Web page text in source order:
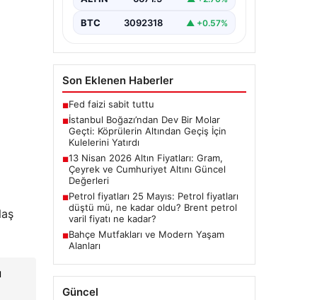
batık…
BTC 3092318 ▲ +0.57%
Son Eklenen Haberler
■Fed faizi sabit tuttu
■İstanbul Boğazı’ndan Dev Bir Molar
Geçti: Köprülerin Altından Geçiş İçin
Kulelerini Yatırdı
■13 Nisan 2026 Altın Fiyatları: Gram,
Çeyrek ve Cumhuriyet Altını Güncel
Değerleri
■Petrol fiyatları 25 Mayıs: Petrol fiyatları
düştü mü, ne kadar oldu? Brent petrol
varil fiyatı ne kadar?
■Bahçe Mutfakları ve Modern Yaşam
Alanları
Güncel